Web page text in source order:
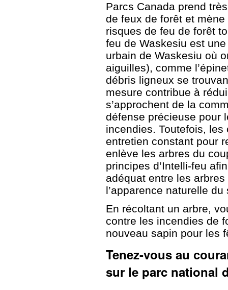
Parcs Canada prend
de feux de forêt et
risques de feu de forêt
feu de Waskesiu est
urbain de Waskesiu où
aiguilles), comme
débris ligneux se
mesure contribue à
s’approchent de la
défense précieuse pour
incendies. Toutefois,
entretien constant pour
enlève les arbres du
principes d’Intelli-feu
adéquat entre les
l’apparence naturelle du
En récoltant un arbre,
contre les incendies de
nouveau sapin pour les
Tenez-vous au
sur le parc national